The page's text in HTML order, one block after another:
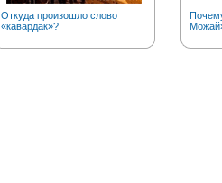
Откуда произошло слово
«кавардак»?